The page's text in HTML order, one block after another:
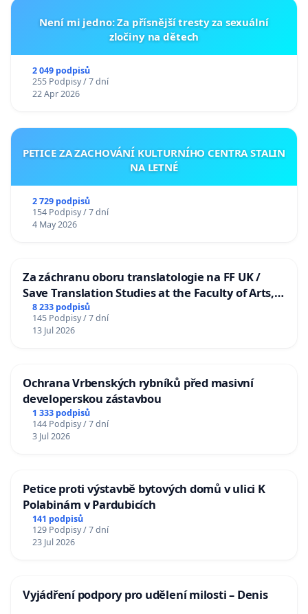
Není mi jedno: Za přísnější tresty za sexuální
zločiny na dětech
2 049 podpisů
255 Podpisy / 7 dní
22 Apr 2026
PETICE ZA ZACHOVÁNÍ KULTURNÍHO CENTRA STALIN
NA LETNÉ
2 729 podpisů
154 Podpisy / 7 dní
4 May 2026
Za záchranu oboru translatologie na FF UK /
Save Translation Studies at the Faculty of Arts,
Charles University
8 233 podpisů
145 Podpisy / 7 dní
13 Jul 2026
Ochrana Vrbenských rybníků před masivní
developerskou zástavbou
1 333 podpisů
144 Podpisy / 7 dní
3 Jul 2026
Petice proti výstavbě bytových domů v ulici K
Polabinám v Pardubicích
141 podpisů
129 Podpisy / 7 dní
23 Jul 2026
Vyjádření podpory pro udělení milosti – Denis